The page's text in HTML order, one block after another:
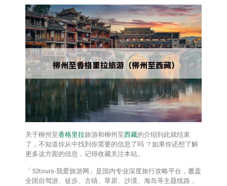
关于柳州至香格里拉旅游和柳州至西藏的介绍到此就结束
了，不知道你从中找到你需要的信息了吗 ？如果你还想了解
更多这方面的信息，记得收藏关注本站。
「52tours-我爱旅游网」是国内专业深度旅行攻略平台，覆盖
全国自驾游、徒步、古镇、草原、沙漠、海岛等主题线路，